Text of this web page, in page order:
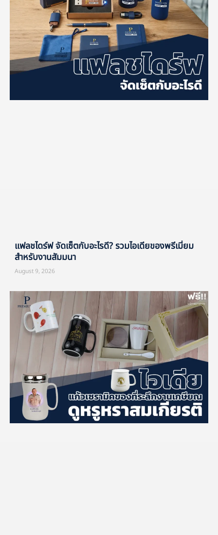
แฟลชไดร์ฟ จัดเซ็ตกับอะไรดี? รวมไอเดียของพรีเมี่ยม
สำหรับงานสัมมนา
August 9, 2026